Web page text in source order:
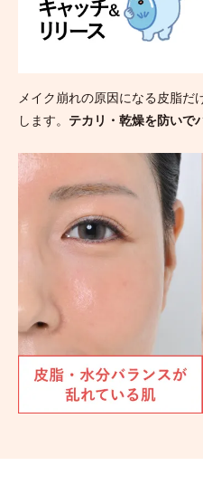
メイク崩れの原因になる皮脂だ
します。 テカリ・乾燥を防いで